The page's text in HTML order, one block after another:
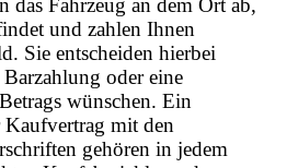
das Fahrzeug an dem Ort ab,
und zahlen Ihnen
Sie entscheiden hierbei
oder eine
wünschen. Ein
Kaufvertrag mit den
gehören in jedem